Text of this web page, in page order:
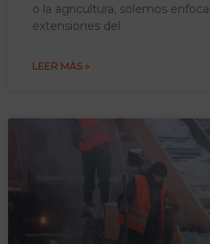
o la agricultura, solemos
extensiones del
LEER MÁS »